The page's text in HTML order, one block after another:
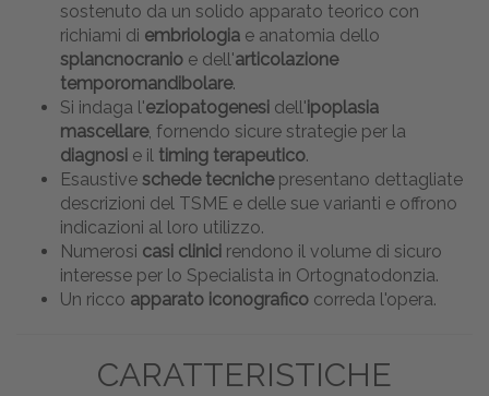
sostenuto da un solido apparato teorico con
richiami di embriologia e anatomia dello
splancnocranio e dell'articolazione
temporomandibolare.
Si indaga l'eziopatogenesi dell' ipoplasia
mascellare, fornendo sicure strategie per la
diagnosi e il timing terapeutico.
Esaustive schede tecnichepresentano dettagliate
descrizioni del TSME e delle sue varianti e offrono
indicazioni al loro utilizzo.
Numerosi casi clinici rendono il volume di sicuro
interesse per lo Specialista in Ortognatodonzia.
Un ricco apparato iconografico correda l'opera.
CARATTERISTICHE